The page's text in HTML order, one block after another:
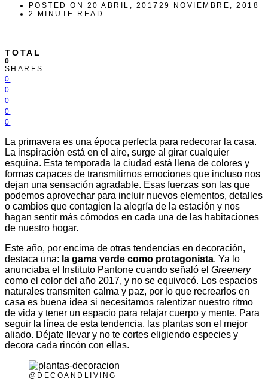
POSTED ON 20 ABRIL, 2017 29 NOVIEMBRE, 2018
2 MINUTE READ
TOTAL
0
SHARES
0
0
0
0
0
La primavera es una época perfecta para redecorar la casa.
La inspiración está en el aire, surge al girar cualquier
esquina. Esta temporada la ciudad está llena de colores y
formas capaces de transmitirnos emociones que incluso nos
dejan una sensación agradable. Esas fuerzas son las que
podemos aprovechar para incluir nuevos elementos, detalles
o cambios que contagien la alegría de la estación y nos
hagan sentir más cómodos en cada una de las habitaciones
de nuestro hogar.
Este año, por encima de otras tendencias en decoración,
destaca una: la gama verde como protagonista. Ya lo
anunciaba el Instituto Pantone cuando señaló el Greenery
como el color del año 2017, y no se equivocó. Los espacios
naturales transmiten calma y paz, por lo que recrearlos en
casa es buena idea si necesitamos ralentizar nuestro ritmo
de vida y tener un espacio para relajar cuerpo y mente. Para
seguir la línea de esta tendencia, las plantas son el mejor
aliado. Déjate llevar y no te cortes eligiendo especies y
decora cada rincón con ellas.
@DECOANDLIVING